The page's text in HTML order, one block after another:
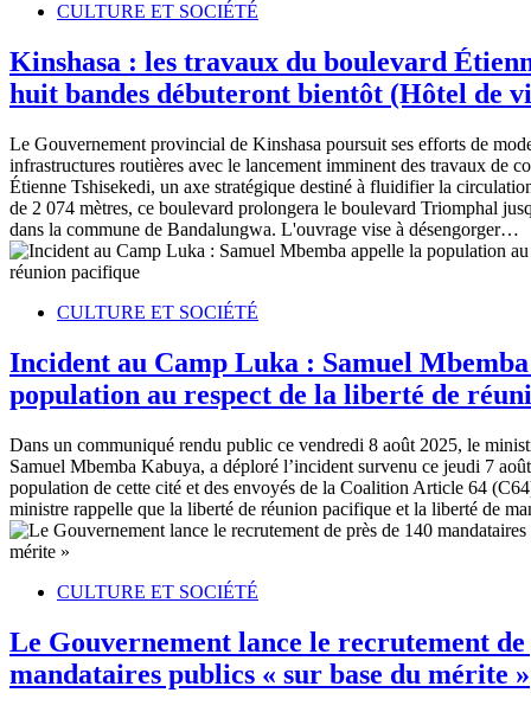
CULTURE ET SOCIÉTÉ
Kinshasa : les travaux du boulevard
huit bandes débuteront bientôt (Hôtel de
Le Gouvernement provincial de Kinshasa poursuit ses efforts de
infrastructures routières avec le lancement imminent des travaux de
Étienne Tshisekedi, un axe stratégique destiné à fluidifier la
de 2 074 mètres, ce boulevard prolongera le boulevard Triomphal
dans la commune de Bandalungwa. L'ouvrage vise à désengorger…
CULTURE ET SOCIÉTÉ
Incident au Camp Luka : Samuel
population au respect de la liberté de
Dans un communiqué rendu public ce vendredi 8 août 2025, le
Samuel Mbemba Kabuya, a déploré l’incident survenu ce jeudi 7
population de cette cité et des envoyés de la Coalition Article 64
ministre rappelle que la liberté de réunion pacifique et la liberté de
CULTURE ET SOCIÉTÉ
Le Gouvernement lance le recrutement de
mandataires publics « sur base du mérite »